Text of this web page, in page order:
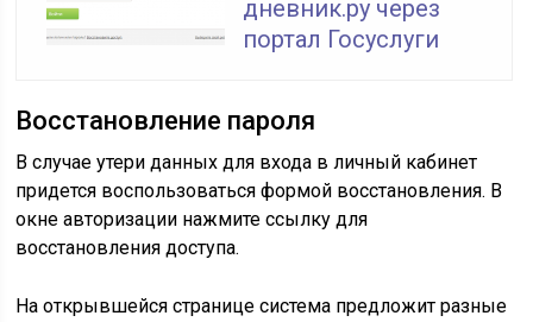
дневник.ру через
портал Госуслуги
Восстановление пароля
В случае утери данных для входа в личный кабинет
придется воспользоваться формой восстановления. В
окне авторизации нажмите ссылку для
восстановления доступа.
На открывшейся странице система предложит разные